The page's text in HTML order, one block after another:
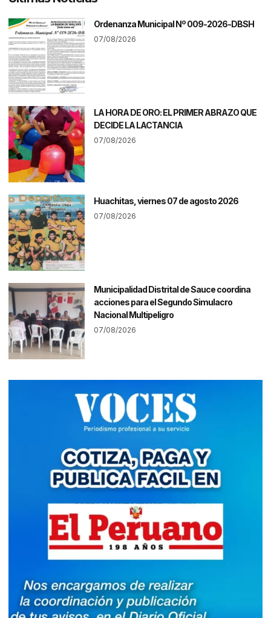
Ordenanza Municipal Nº 009-2026-DBSH
07/08/2026
LA HORA DE ORO: EL PRIMER ABRAZO QUE
DECIDE LA LACTANCIA
07/08/2026
Huachitas, viernes 07 de agosto 2026
07/08/2026
Municipalidad Distrital de Sauce coordina
acciones para el Segundo Simulacro
Nacional Multipeligro
07/08/2026